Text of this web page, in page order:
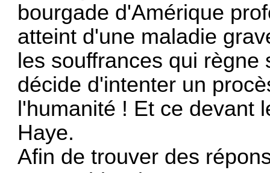
bourgade d'Amérique
atteint d'une maladie
les souffrances qui règne
décide d'intenter un
l'humanité ! Et ce devant
Haye.
Afin de trouver des